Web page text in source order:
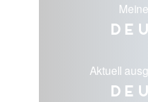
Aktuell